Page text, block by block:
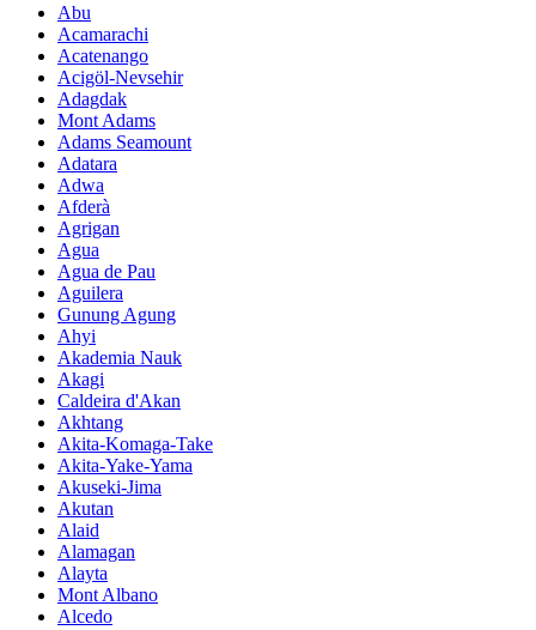
Abu
Acamarachi
Acatenango
Acigöl-Nevsehir
Adagdak
Mont Adams
Adams Seamount
Adatara
Adwa
Afderà
Agrigan
Agua
Agua de Pau
Aguilera
Gunung Agung
Ahyi
Akademia Nauk
Akagi
Caldeira d'Akan
Akhtang
Akita-Komaga-Take
Akita-Yake-Yama
Akuseki-Jima
Akutan
Alaid
Alamagan
Alayta
Mont Albano
Alcedo